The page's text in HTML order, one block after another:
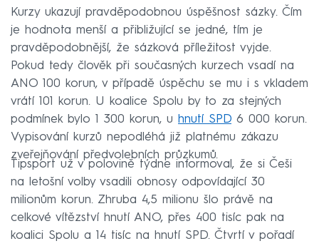
Kurzy ukazují pravděpodobnou úspěšnost sázky. Čím
je hodnota menší a přibližující se jedné, tím je
pravděpodobnější, že sázková příležitost vyjde.
Pokud tedy člověk při současných kurzech vsadí na
ANO 100 korun, v případě úspěchu se mu i s vkladem
vrátí 101 korun. U koalice Spolu by to za stejných
podmínek bylo 1 300 korun, u hnutí SPD 6 000 korun.
Vypisování kurzů nepodléhá již platnému zákazu
zveřejňování předvolebních průzkumů.
Tipsport už v polovině týdne informoval, že si Češi
na letošní volby vsadili obnosy odpovídající 30
milionům korun. Zhruba 4,5 milionu šlo právě na
celkové vítězství hnutí ANO, přes 400 tisíc pak na
koalici Spolu a 14 tisíc na hnutí SPD. Čtvrtí v pořadí